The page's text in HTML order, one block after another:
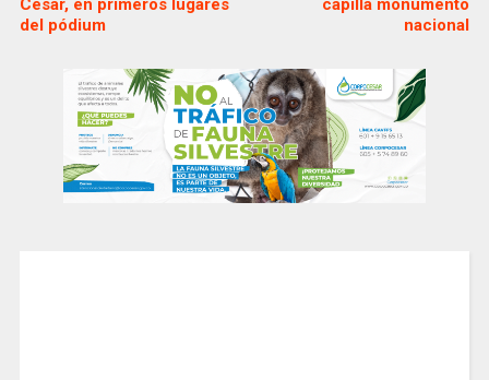
Cesar, en primeros lugares
del pódium
capilla monumento
nacional